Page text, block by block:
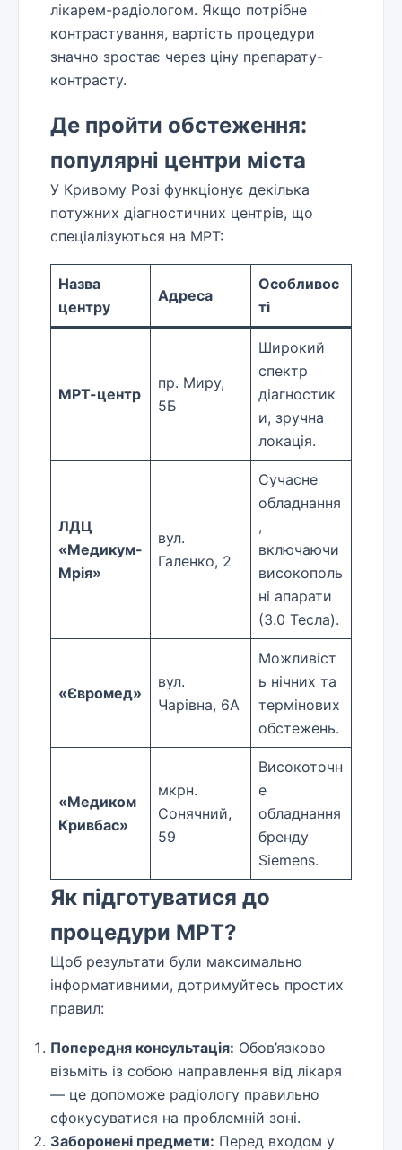
лікарем-радіологом. Якщо потрібне
контрастування, вартість процедури
значно зростає через ціну препарату-
контрасту.
Де пройти обстеження:
популярні центри міста
У Кривому Розі функціонує декілька
потужних діагностичних центрів, що
спеціалізуються на МРТ:
Назва
центру
Адреса
Особливос
ті
МРТ-центр
пр. Миру,
5Б
Широкий
спектр
діагностик
и, зручна
локація.
ЛДЦ
«Медикум-
Мрія»
вул.
Галенко, 2
Сучасне
обладнання
,
включаючи
високополь
ні апарати
(3.0 Тесла).
«Євромед»
вул.
Чарівна, 6А
Можливіст
ь нічних та
термінових
обстежень.
«Медиком
Кривбас»
мкрн.
Сонячний,
59
Високоточн
е
обладнання
бренду
Siemens.
Як підготуватися до
процедури МРТ?
Щоб результати були максимально
інформативними, дотримуйтесь простих
правил:
Попередня консультація: Обов’язково
візьміть із собою направлення від лікаря
— це допоможе радіологу правильно
сфокусуватися на проблемній зоні.
Заборонені предмети: Перед входом у